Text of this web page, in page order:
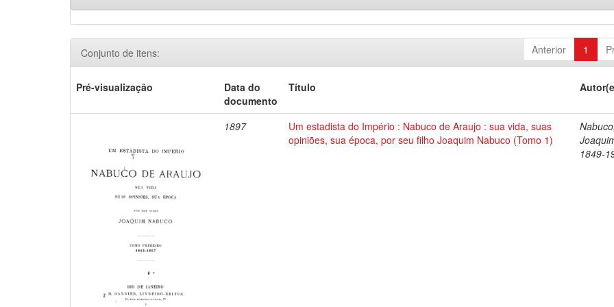
Anterior 1
Conjunto de itens:
Pré-visualização
Data do
documento
Título
1897
Um estadista do Império : Nabuco de Araujo : sua vida, suas
opiniões, sua época, por seu filho Joaquim Nabuco (Tomo 1)
Nabuco,
1849-